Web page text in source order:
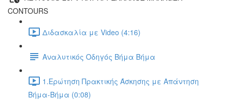
CONTOURS
Διδασκαλία με Video (4:16)
Αναλυτικός Οδηγός Βήμα Βήμα
1.Ερώτηση Πρακτικής Άσκησης με Απάντηση
Βήμα-Βήμα (0:08)